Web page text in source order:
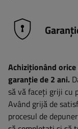
Achiziționând
garanție de 2 ani.
să vă faceți griji cu
Având grijă de
procesul de